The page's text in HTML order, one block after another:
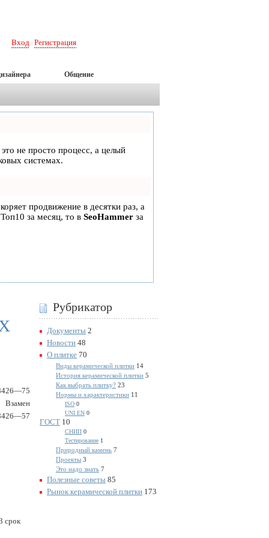
Вход Регистрация
Общение
не просто процесс, а целый
системах.
продвижение в десятки раз, а
за месяц, то в SeoHammer за
Взамен
срок
Рубрикатор
Документы 2
Новости 48
О плитке 70
Виды керамической плитки 14
История керамической плитки 5
Как выбрать плитку? 23
Нормы и характеристики 11
ISO 0
UNI EN 0
ГОСТ 10
СНИП 0
Тестирование 1
Природный камень 7
Проекты 3
Это надо знать 7
Полезные советы 85
Рынок керамической плитки 173